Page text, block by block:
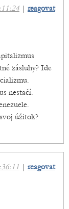
| reagovat
zásluhy? Ide
nestačí.
úžitok?
| reagovat